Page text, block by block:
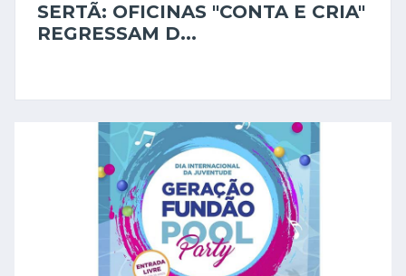
SERTÃ: OFICINAS "CONTA E CRIA"
REGRESSAM D...